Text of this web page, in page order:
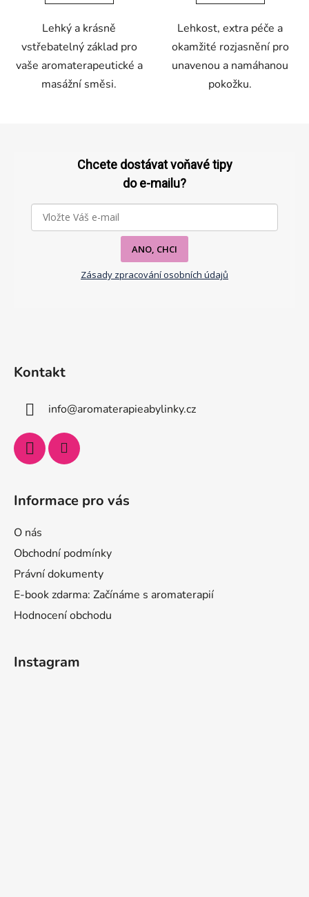
hvězdiček.
Lehký a krásně
vstřebatelný základ pro
vaše aromaterapeutické a
masážní směsi.
hvězdiček.
Lehkost, extra péče a
okamžité rozjasnění pro
unavenou a namáhanou
pokožku.
Chcete dostávat voňavé tipy
do e-mailu?
ANO, CHCI
Zásady zpracování osobních údajů
Kontakt
info@aromaterapieabylinky.cz
Informace pro vás
O nás
Obchodní podmínky
Právní dokumenty
E-book zdarma: Začínáme s aromaterapií
Hodnocení obchodu
Instagram